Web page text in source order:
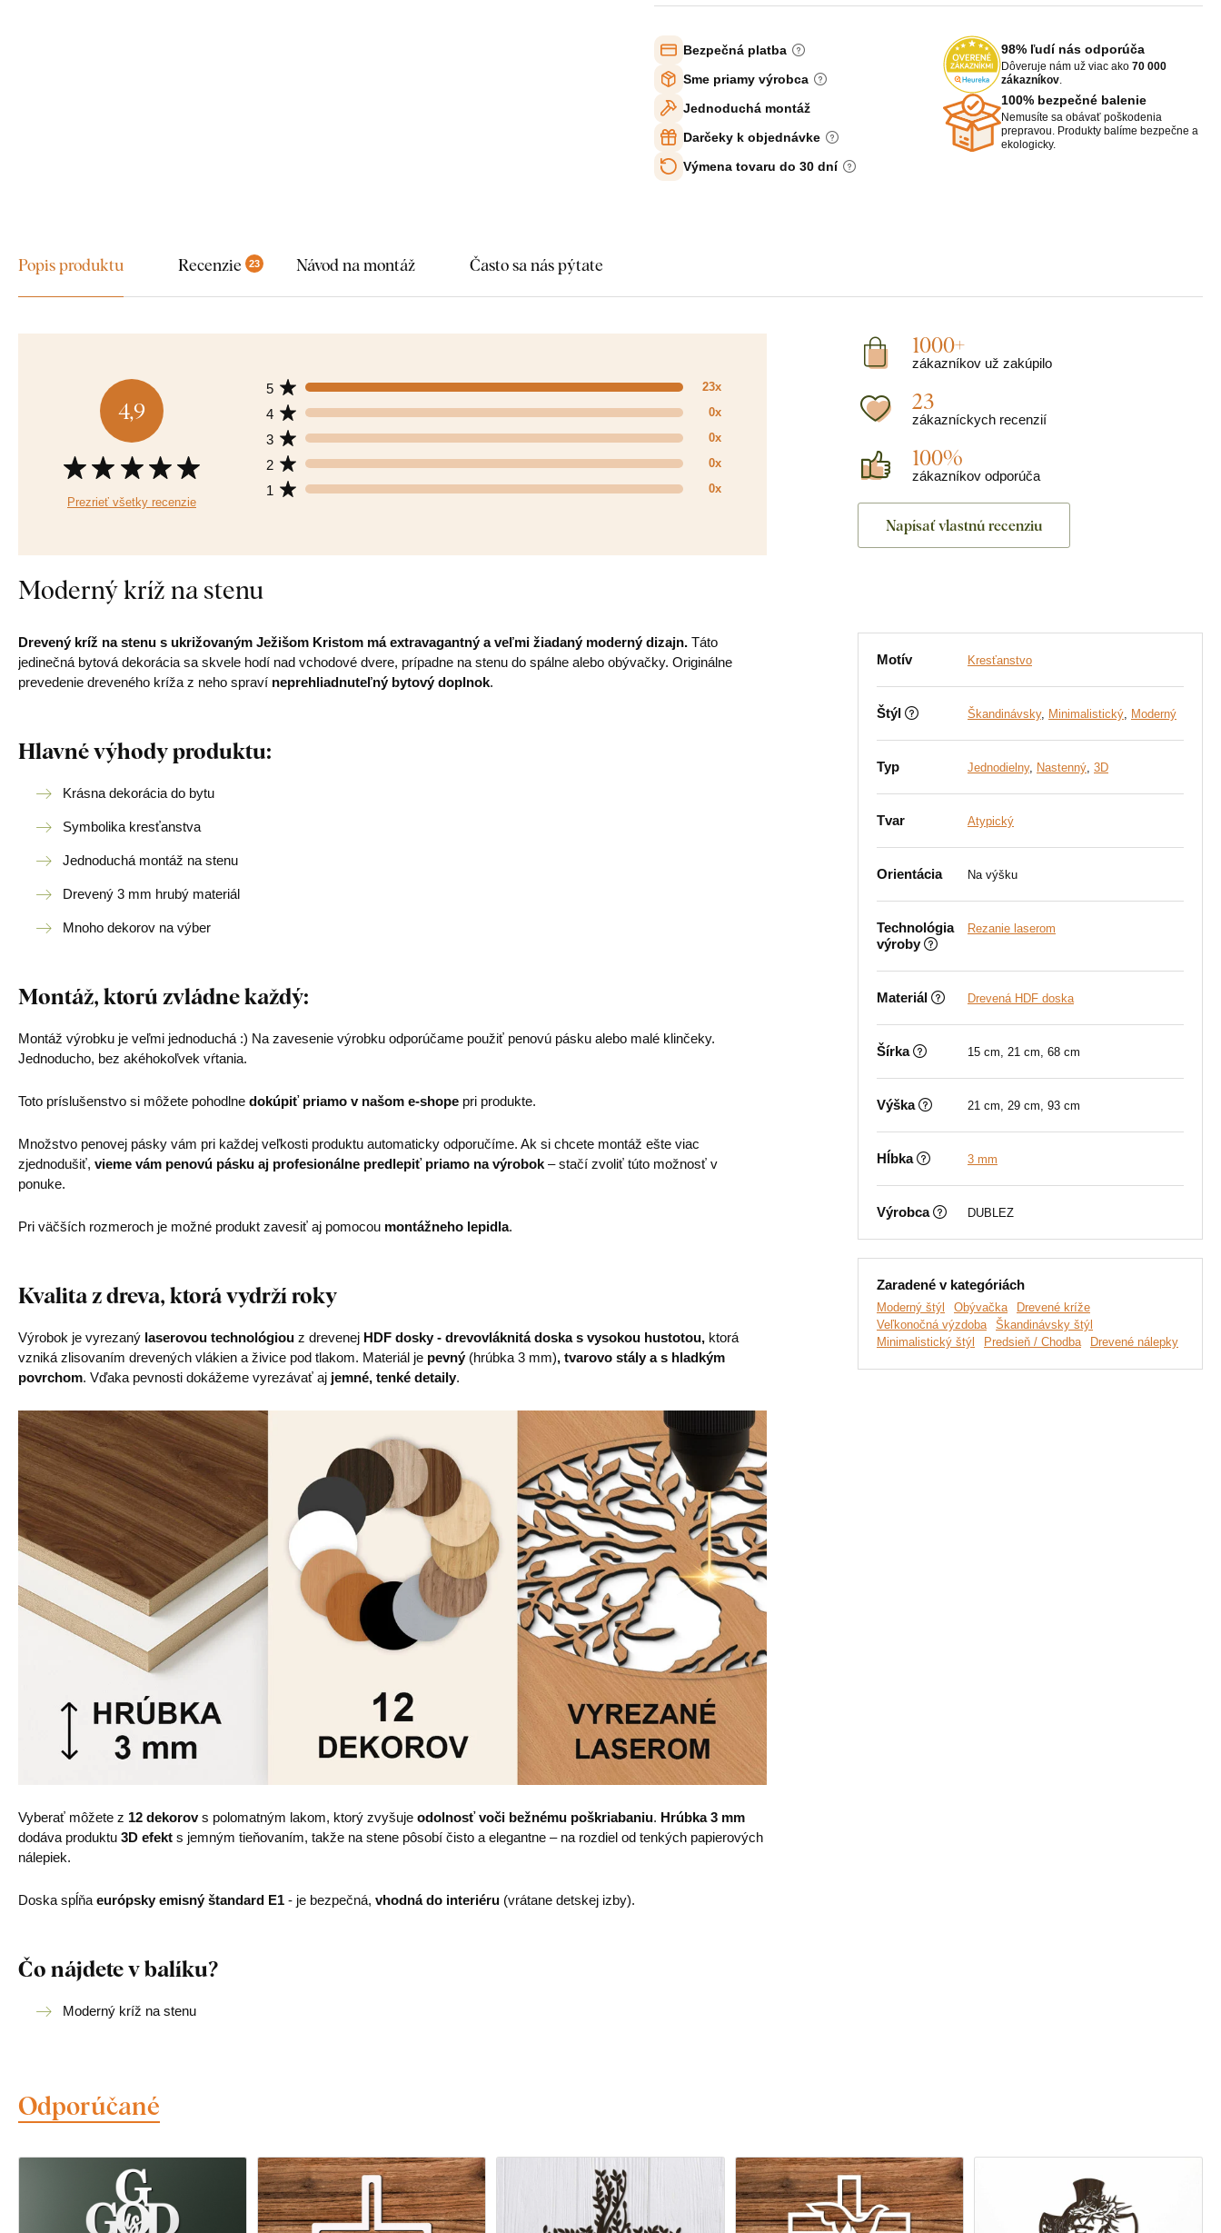
Bezpečná platba
Sme priamy výrobca
Jednoduchá montáž
Darčeky k objednávke
Výmena tovaru do 30 dní
98% ľudí nás odporúča
Dôveruje nám už viac ako 70 000
zákazníkov
100% bezpečné balenie
Nemusíte sa obávať poškodenia
prepravou. Produkty balíme bezpečne a
ekologicky.
Popis produktu Recenzie 23 Návod na montáž Často sa nás pýtate
4,9
Prezrieť všetky recenzie
1 0x
2 0x
3 0x
4 0x
5 23x
1000+
zákazníkov už zakúpilo
23
zákazníckych recenzií
100%
zákazníkov odporúča
Napísať vlastnú recenziu
Moderný kríž na stenu
Drevený kríž na stenu s ukrižovaným Ježišom Kristom má extravagantný a veľmi žiadaný moderný dizajn. Táto
jedinečná bytová dekorácia sa skvele hodí nad vchodové dvere, prípadne na stenu do spálne alebo obývačky. Originálne
prevedenie dreveného kríža z neho spraví neprehliadnuteľný bytový doplnok.
Hlavné výhody produktu:
Krásna dekorácia do bytu
Symbolika kresťanstva
Jednoduchá montáž na stenu
Drevený 3 mm hrubý materiál
Mnoho dekorov na výber
Montáž, ktorú zvládne každý:
Montáž výrobku je veľmi jednoduchá :) Na zavesenie výrobku odporúčame použiť penovú pásku alebo malé klinčeky.
Jednoducho, bez akéhokoľvek vŕtania.
Toto príslušenstvo si môžete pohodlne dokúpiť priamo v našom e-shope pri produkte.
Množstvo penovej pásky vám pri každej veľkosti produktu automaticky odporučíme. Ak si chcete montáž ešte viac
zjednodušiť, vieme vám penovú pásku aj profesionálne predlepiť priamo na výrobok – stačí zvoliť túto možnosť v
ponuke.
Pri väčších rozmeroch je možné produkt zavesiť aj pomocou montážneho lepidla.
Kvalita z dreva, ktorá vydrží roky
Výrobok je vyrezaný laserovou technológiou z drevenej HDF dosky - drevovláknitá doska s vysokou hustotou, ktorá
vzniká zlisovaním drevených vlákien a živice pod tlakom. Materiál je pevný (hrúbka 3 mm), tvarovo stály a s hladkým
povrchom. Vďaka pevnosti dokážeme vyrezávať aj jemné, tenké detaily.
Vyberať môžete z 12 dekorovs polomatným lakom, ktorý zvyšuje odolnosť voči bežnému poškriabaniu. Hrúbka 3 mm
dodáva produktu 3D efekt s jemným tieňovaním, takže na stene pôsobí čisto a elegantne – na rozdiel od tenkých papierových
nálepiek.
Doska spĺňa európsky emisný štandard E1 - je bezpečná, vhodná do interiéru (vrátane detskej izby).
Čo nájdete v balíku?
Moderný kríž na stenu
Motív Kresťanstvo
Štýl Škandinávsky, Minimalistický, Moderný
Typ Jednodielny, Nastenný, 3D
Tvar Atypický
Orientácia Na výšku
Technológia
výroby
Rezanie laserom
Materiál Drevená HDF doska
Šírka 15 cm, 21 cm, 68 cm
Výška 21 cm, 29 cm, 93 cm
Hĺbka 3 mm
Výrobca DUBLEZ
Zaradené v kategóriách
Moderný štýl Obývačka
Drevené kríže
Veľkonočná výzdoba
Škandinávsky štýl
Minimalistický štýl
Predsieň / Chodba Drevené nálepky
Odporúčané